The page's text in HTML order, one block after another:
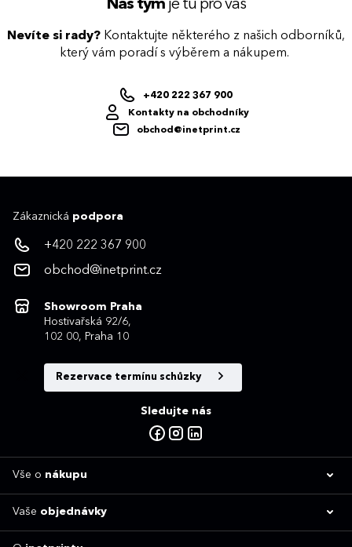
Náš týmje tu pro vás
Nevíte si rady? Kontaktujte některého z našich odborníků,
který vám poradí s výběrem a nákupem.
+420 222 367 900
Kontakty na obchodníky
obchod@inetprint.cz
Zákaznická podpora
+420 222 367 900
obchod@inetprint.cz
Showroom Praha
Hostivařská 92/6,
102 00, Praha 10
Rezervace termínu schůzky
Sledujte nás
Vše o nákupu
Vaše objednávky